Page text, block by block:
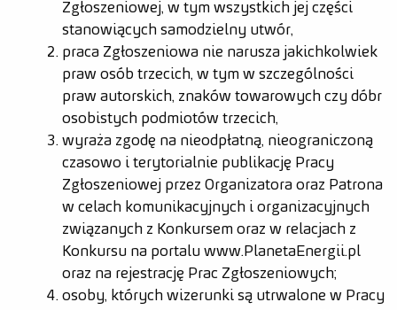
Zgłoszeniowej, w tym wszystkich jej części
stanowiących samodzielny utwór,
praca Zgłoszeniowa nie narusza jakichkolwiek
praw osób trzecich, w tym w szczególności
praw autorskich, znaków towarowych czy dóbr
osobistych podmiotów trzecich,
wyraża zgodę na nieodpłatną, nieograniczoną
czasowo i terytorialnie publikację Pracy
Zgłoszeniowej przez Organizatora oraz Patrona
w celach komunikacyjnych i organizacyjnych
związanych z Konkursem oraz w relacjach z
Konkursu na portalu www.PlanetaEnergii.pl
oraz na rejestrację Prac Zgłoszeniowych;
osoby, których wizerunki są utrwalone w Pracy